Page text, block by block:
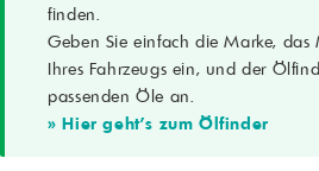
API-Spezifikation
API CF
Viskositätsklasse
SAE 40
Aussehen
Hell und klar
Dichte bei 15 °C
finden.
Geben Sie einfach die Marke,
Ihres Fahrzeugs ein, und der
passenden Öle an.
» Hier geht's zum Ölfinder